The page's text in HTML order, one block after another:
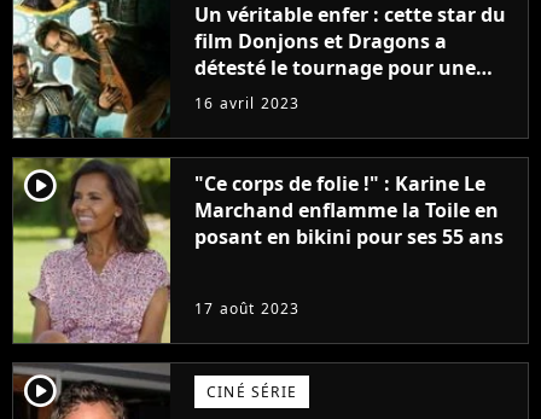
Un véritable enfer : cette star du
film Donjons et Dragons a
détesté le tournage pour une
raison très spéciale
16 avril 2023
player2
"Ce corps de folie !" : Karine Le
Marchand enflamme la Toile en
posant en bikini pour ses 55 ans
17 août 2023
player2 CINÉ SÉRIE